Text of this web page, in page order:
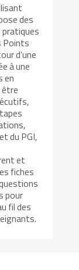
des
pratiques
Points
d’une
à une
en
du PGI,
et
fiches
pour
fil des